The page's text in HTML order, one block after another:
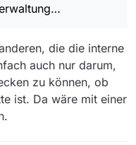
die die interne
auch nur darum,
zu können, ob
ist. Da wäre mit einer